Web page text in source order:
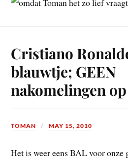
Cristiano
blauwtje; GEEN
nakomelingen
TOMAN MAY 15, 2010
Het is weer eens BAL voor onze